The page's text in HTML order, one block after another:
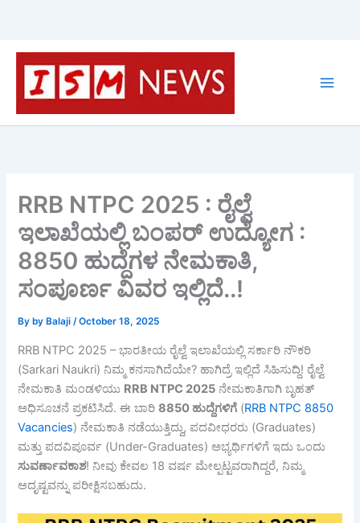
Skip
content
RRB NTPC 2025 : ರೈಲ್ವೆ
ಇಲಾಖೆಯಲ್ಲಿ ಬಂಪರ್ ಉದ್ಯೋಗ :
8850 ಹುದ್ದೆಗಳ ನೇಮಕಾತಿ,
ಸಂಪೂರ್ಣ ವಿವರ ಇಲ್ಲಿದೆ..!
By by Balaji/October 18, 2025
RRB NTPC 2025 – ಭಾರತೀಯ ರೈಲ್ವೆ ಇಲಾಖೆಯಲ್ಲಿ ಸರ್ಕಾರಿ ನೌಕರಿ
(Sarkari Naukri) ನಿಮ್ಮ ಕನಸಾಗಿದೆಯೇ? ಹಾಗಿದ್ರೆ ಇಲ್ಲಿದೆ ಸಿಹಿಸುದ್ದಿ! ರೈಲ್ವೆ
ನೇಮಕಾತಿ ಮಂಡಳಿಯು RRB NTPC 2025 ನೇಮಕಾತಿಗಾಗಿ ಬೃಹತ್
ಅಧಿಸೂಚನೆ ಪ್ರಕಟಿಸಿದೆ. ಈ ಬಾರಿ8850 ಹುದ್ದೆಗಳಿಗೆ (RRB NTPC 8850
Vacancies) ನೇಮಕಾತಿ ನಡೆಯುತ್ತಿದ್ದು, ಪದವೀಧರರು (Graduates)
ಮತ್ತು ಪದವಿಪೂರ್ವ (Under-Graduates) ಅಭ್ಯರ್ಥಿಗಳಿಗೆ ಇದು ಒಂದು
ಸುವರ್ಣಾವಕಾಶ! ನೀವು ಕೇವಲ 18 ವರ್ಷ ಮೇಲ್ಪಟ್ಟವರಾಗಿದ್ದರೆ, ನಿಮ್ಮ
ಅದೃಷ್ಟವನ್ನು ಪರೀಕ್ಷಿಸಬಹುದು.